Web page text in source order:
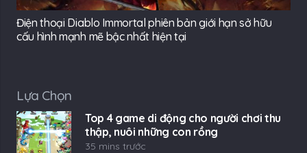
Điện thoại Diablo Immortal phiên bản giới hạn sở hữu
cấu hình mạnh mẽ bậc nhất hiện tại
Lựa Chọn
Top 4 game di động cho người chơi thu
thập, nuôi những con rồng
35 mins trước